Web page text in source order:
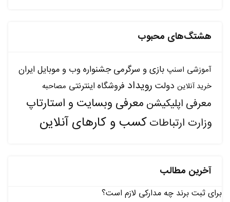
هشتگ‌های محبوب
آموزشی اسنپ بازی و سرگرمی جشنواره وب و موبایل ایران
خرید آنلاین دولت رویداد فروشگاه اینترنتی مصاحبه
معرفی اپلیکیشن معرفی وبسایت و استارتاپ
وزارت ارتباطاتکسب و کارهای آنلاین
آخرین مطالب
برای ثبت برند چه مدارکی لازم است؟